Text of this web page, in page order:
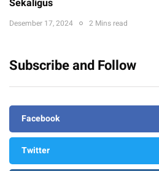
Sekaligus
Desember 17, 2024 2 Mins read
Subscribe and Follow
Facebook
Twitter